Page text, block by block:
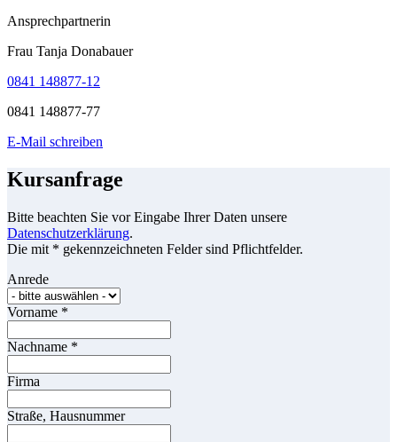
Ansprechpartnerin
Frau Tanja Donabauer
0841 148877-12
0841 148877-77
E-Mail schreiben
Kursanfrage
Bitte beachten Sie vor Eingabe Ihrer Daten unsere
Datenschutzerklärung.
Die mit * gekennzeichneten Felder sind Pflichtfelder.
Anrede
Vorname *
Nachname *
Firma
Straße, Hausnummer